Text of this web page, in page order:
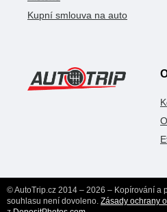
Kupní smlouva na auto
© AutoTrip.cz 2014 – 2026 – Kopírování a
souhlasu není dovoleno. Zásady ochrany